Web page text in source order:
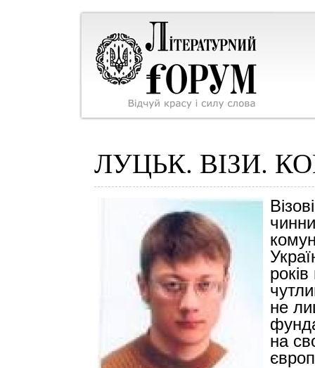
ЛУЦЬК. ВІЗИ.
не
на